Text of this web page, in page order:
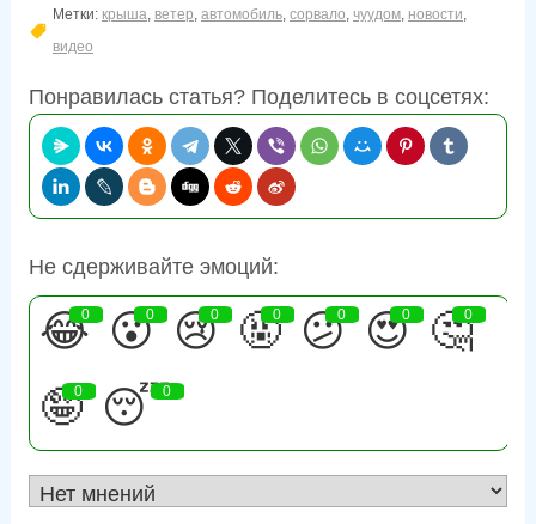
Метки: крыша, ветер, автомобиль, сорвало, чуудом, новости,
видео
Понравилась статья? Поделитесь в соцсетях:
Не сдерживайте эмоций:
😂
0 😮
0 😢
0 🤬
0 😕
0 😍
0 🤔
0
🤪
0 😴
0